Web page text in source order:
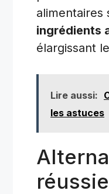
alimentaires
ingrédients
élargissant
Lire aussi:
les astuces
réussie